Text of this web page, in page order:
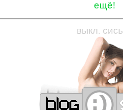
ещё!
—————————
выкл.